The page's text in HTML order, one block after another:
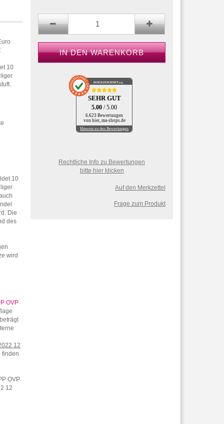
10
10
Die
des
wird
OVP
12
finden
OVP
12
AUSGEZEICHNET.org
SEHR GUT
5.00/ 5.00
6.623 Bewertungen
von hier, ma-shops.de
Hinweis zu den Bewertungen
Rechtliche Info zu Bewertungen
bitte hier klicken
Auf den Merkzettel
Frage zum Produkt